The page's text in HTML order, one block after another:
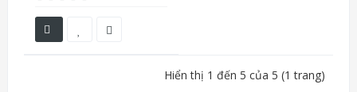
Hiển thị 1 đến 5 của 5 (1 trang)